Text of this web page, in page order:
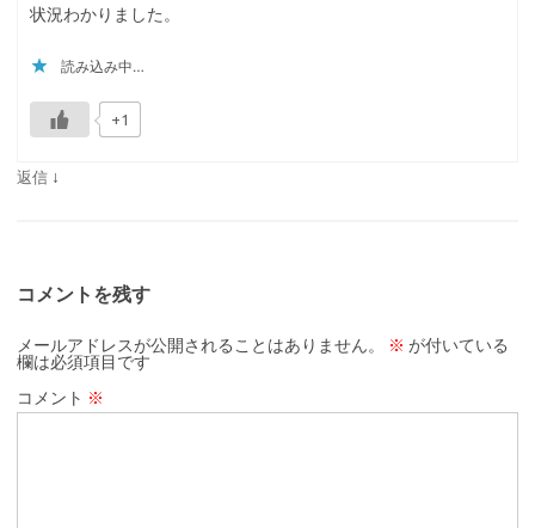
状況わかりました。
読み込み中…
+1
返信 ↓
コメントを残す
メールアドレスが公開されることはありません。 ※ が付いている
欄は必須項目です
コメント ※